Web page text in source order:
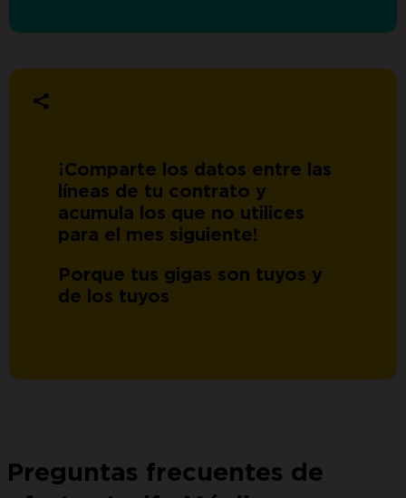
¡Comparte los datos entre las
líneas de tu contrato y
acumula los que no utilices
para el mes siguiente!
Porque tus gigas son tuyos y
de los tuyos
Preguntas frecuentes de